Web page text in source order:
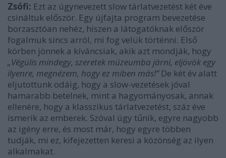
Zsófi: Ezt az úgynevezett slow tárlatvezetést két éve
csináltuk először. Egy újfajta program bevezetése
borzasztóan nehéz, hiszen a látogatóknak először
fogalmuk sincs arról, mi fog velük történni. Első
körben jönnek a kíváncsiak, akik azt mondják, hogy
„Végülis mindegy, szeretek múzeumba járni, eljövök egy
ilyenre, megnézem, hogy ez miben más!”De két év alatt
eljutottunk odáig, hogy a slow-vezetések jóval
hamarabb betelnek, mint a hagyományosak, annak
ellenére, hogy a klasszikus tárlatvezetést, száz éve
ismerik az emberek. Szóval úgy tűnik, egyre nagyobb
az igény erre, és most már, hogy egyre többen
tudják, mi ez, kifejezetten keresi a közönség az ilyen
alkalmakat.